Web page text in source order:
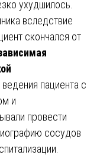
ухудшилось.
вследствие
скончался от
пациента с
и
провести
сосудов